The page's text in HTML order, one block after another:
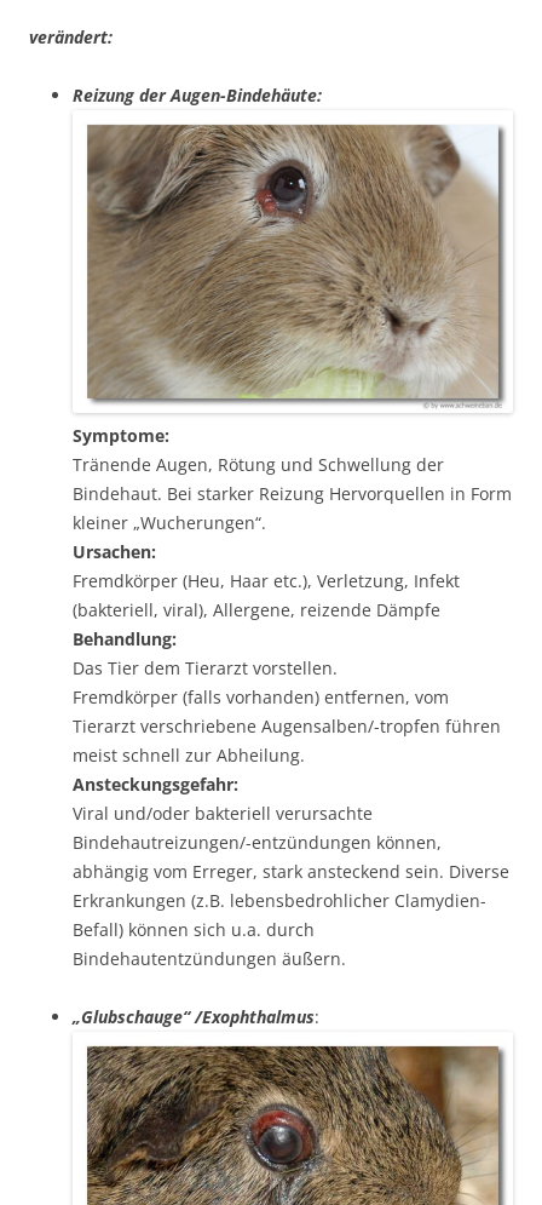
verändert:
Reizung der Augen-Bindehäute:
Symptome:
Tränende Augen, Rötung und Schwellung der
Bindehaut. Bei starker Reizung Hervorquellen in Form
kleiner „Wucherungen“.
Ursachen:
Fremdkörper (Heu, Haar etc.), Verletzung, Infekt
(bakteriell, viral), Allergene, reizende Dämpfe
Behandlung:
Das Tier dem Tierarzt vorstellen.
Fremdkörper (falls vorhanden) entfernen, vom
Tierarzt verschriebene Augensalben/-tropfen führen
meist schnell zur Abheilung.
Ansteckungsgefahr:
Viral und/oder bakteriell verursachte
Bindehautreizungen/-entzündungen können,
abhängig vom Erreger, stark ansteckend sein. Diverse
Erkrankungen (z.B. lebensbedrohlicher Clamydien-
Befall) können sich u.a. durch
Bindehautentzündungen äußern.
„Glubschauge“ /Exophthalmus: